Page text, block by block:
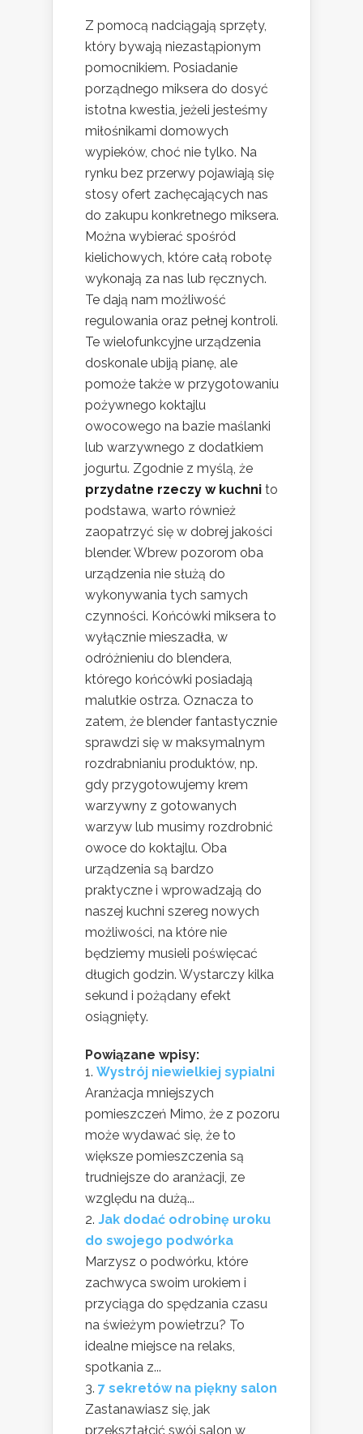
Z pomocą nadciągają sprzęty,
który bywają niezastąpionym
pomocnikiem. Posiadanie
porządnego miksera do dosyć
istotna kwestia, jeżeli jesteśmy
miłośnikami domowych
wypieków, choć nie tylko. Na
rynku bez przerwy pojawiają się
stosy ofert zachęcających nas
do zakupu konkretnego miksera.
Można wybierać spośród
kielichowych, które całą robotę
wykonają za nas lub ręcznych.
Te dają nam możliwość
regulowania oraz pełnej kontroli.
Te wielofunkcyjne urządzenia
doskonale ubiją pianę, ale
pomoże także w przygotowaniu
pożywnego koktajlu
owocowego na bazie maślanki
lub warzywnego z dodatkiem
jogurtu. Zgodnie z myślą, że
przydatne rzeczy w kuchni to
podstawa, warto również
zaopatrzyć się w dobrej jakości
blender. Wbrew pozorom oba
urządzenia nie służą do
wykonywania tych samych
czynności. Końcówki miksera to
wyłącznie mieszadła, w
odróżnieniu do blendera,
którego końcówki posiadają
malutkie ostrza. Oznacza to
zatem, że blender fantastycznie
sprawdzi się w maksymalnym
rozdrabnianiu produktów, np.
gdy przygotowujemy krem
warzywny z gotowanych
warzyw lub musimy rozdrobnić
owoce do koktajlu. Oba
urządzenia są bardzo
praktyczne i wprowadzają do
naszej kuchni szereg nowych
możliwości, na które nie
będziemy musieli poświęcać
długich godzin. Wystarczy kilka
sekund i pożądany efekt
osiągnięty.
Powiązane wpisy:
Wystrój niewielkiej sypialni
Aranżacja mniejszych
pomieszczeń Mimo, że z pozoru
może wydawać się, że to
większe pomieszczenia są
trudniejsze do aranżacji, ze
względu na dużą...
Jak dodać odrobinę uroku
do swojego podwórka
Marzysz o podwórku, które
zachwyca swoim urokiem i
przyciąga do spędzania czasu
na świeżym powietrzu? To
idealne miejsce na relaks,
spotkania z...
7 sekretów na piękny salon
Zastanawiasz się, jak
przekształcić swój salon w